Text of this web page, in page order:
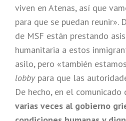
viven en Atenas, así que
para que se puedan reunir».
de MSF están prestando
humanitaria a estos
asilo, pero «también
lobbypara que las
De hecho, en el comunicado
varias veces al gobierno